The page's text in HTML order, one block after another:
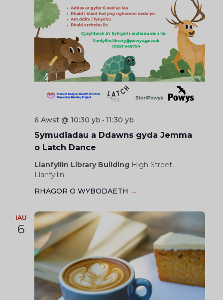
6 Awst @ 10:30 yb - 11:30 yb
Symudiadau a Ddawns gyda Jemma
o Latch Dance
Llanfyllin Library Building High Street,
Llanfyllin
RHAGOR O WYBODAETH →
IAU
6